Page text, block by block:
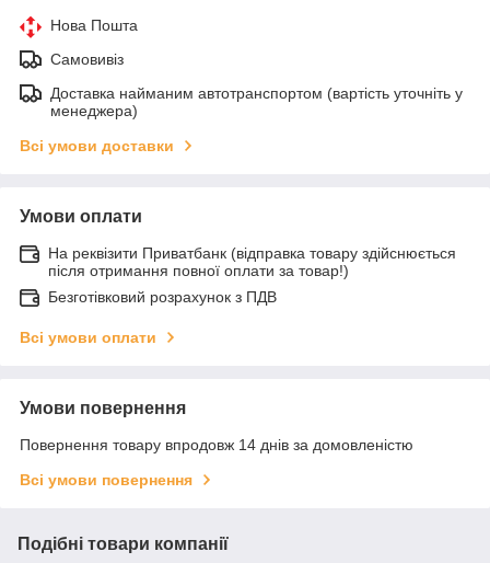
Нова Пошта
Самовивіз
Доставка найманим автотранспортом (вартість уточніть у
менеджера)
Всі умови доставки
Умови оплати
На реквізити Приватбанк (відправка товару здійснюється
після отримання повної оплати за товар!)
Безготівковий розрахунок з ПДВ
Всі умови оплати
Умови повернення
Повернення товару впродовж 14 днів за домовленістю
Всі умови повернення
Подібні товари компанії